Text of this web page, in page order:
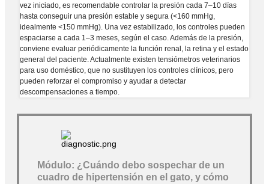
vez iniciado, es recomendable controlar la presión cada 7–10 días
hasta conseguir una presión estable y segura (<160 mmHg,
idealmente <150 mmHg). Una vez estabilizado, los controles pueden
espaciarse a cada 1–3 meses, según el caso. Además de la presión,
conviene evaluar periódicamente la función renal, la retina y el estado
general del paciente. Actualmente existen tensiómetros veterinarios
para uso doméstico, que no sustituyen los controles clínicos, pero
pueden reforzar el compromiso y ayudar a detectar
descompensaciones a tiempo.
Módulo: ¿Cuándo debo sospechar de un
cuadro de hipertensión en el gato, y cómo